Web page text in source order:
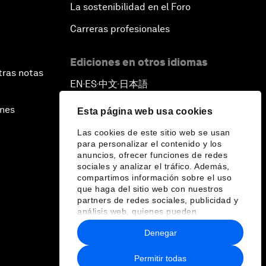
Esta página web usa cookies
Las cookies de este sitio web se usan
para personalizar el contenido y los
anuncios, ofrecer funciones de redes
sociales y analizar el tráfico. Además,
compartimos información sobre el uso
que haga del sitio web con nuestros
partners de redes sociales, publicidad y
análisis web, quienes pueden
combinarla con otra información que les
haya proporcionado o que hayan
recopilado a partir del uso que haya
hecho de sus servicios.
Permitir todas
Denegar
notas
La sostenibilidad en el Foro
Carreras profesionales
Ediciones en otros idiomas
EN ▪ ES▪中文▪ 日本語